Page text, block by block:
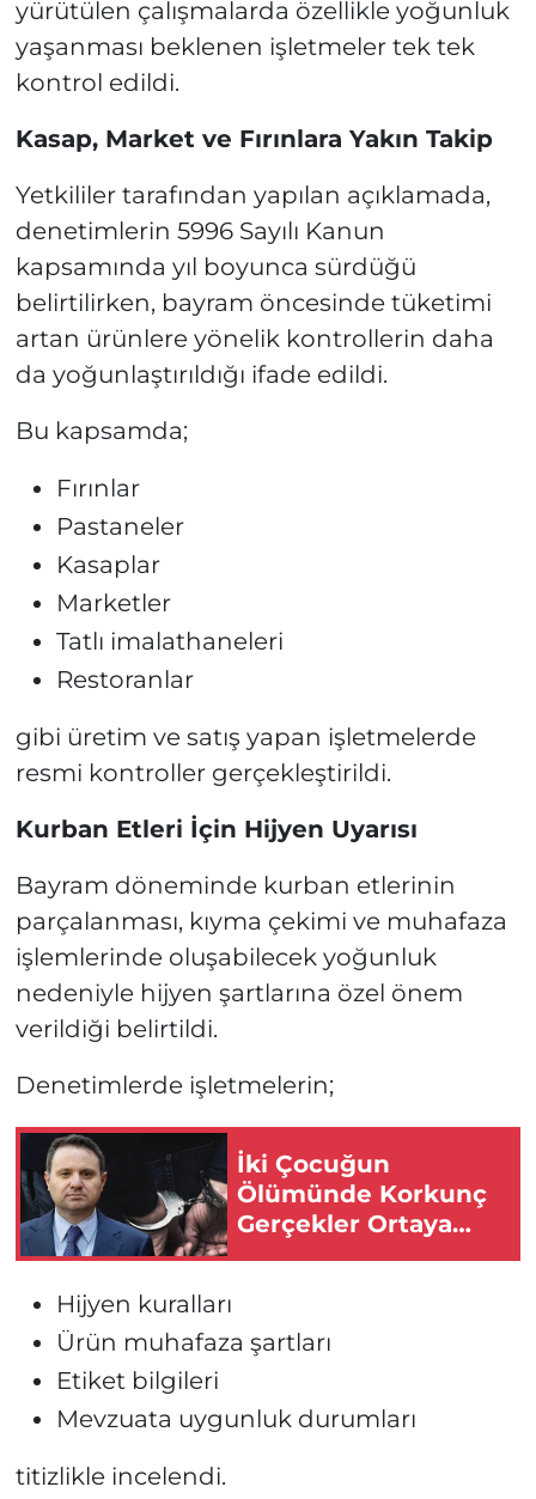
yürütülen çalışmalarda özellikle yoğunluk
yaşanması beklenen işletmeler tek tek
kontrol edildi.
Kasap, Market ve Fırınlara Yakın Takip
Yetkililer tarafından yapılan açıklamada,
denetimlerin 5996 Sayılı Kanun
kapsamında yıl boyunca sürdüğü
belirtilirken, bayram öncesinde tüketimi
artan ürünlere yönelik kontrollerin daha
da yoğunlaştırıldığı ifade edildi.
Bu kapsamda;
Fırınlar
Pastaneler
Kasaplar
Marketler
Tatlı imalathaneleri
Restoranlar
gibi üretim ve satış yapan işletmelerde
resmi kontroller gerçekleştirildi.
Kurban Etleri İçin Hijyen Uyarısı
Bayram döneminde kurban etlerinin
parçalanması, kıyma çekimi ve muhafaza
işlemlerinde oluşabilecek yoğunluk
nedeniyle hijyen şartlarına özel önem
verildiği belirtildi.
Denetimlerde işletmelerin;
İki Çocuğun
Ölümünde Korkunç
Gerçekler Ortaya
Çıktı
Hijyen kuralları
Ürün muhafaza şartları
Etiket bilgileri
Mevzuata uygunluk durumları
titizlikle incelendi.